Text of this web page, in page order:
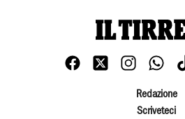
Redazione
Scriveteci